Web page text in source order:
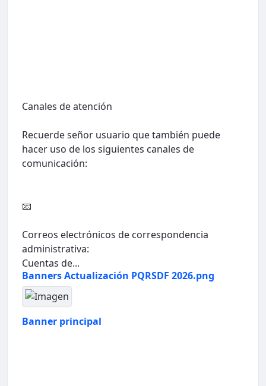
Canales de atención
Recuerde señor usuario que también puede
hacer uso de los siguientes canales de
comunicación:
📧
Correos electrónicos de correspondencia
administrativa:
Cuentas de...
Banners Actualización PQRSDF 2026.png
Banner principal